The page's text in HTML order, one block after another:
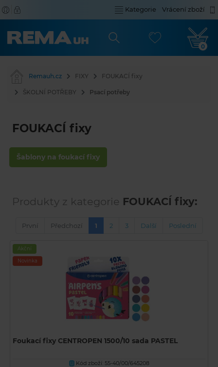
Kategorie Vrácení zboží
0
Remauh.cz FIXY FOUKACÍ fixy
ŠKOLNÍ POTŘEBY Psací potřeby
FOUKACÍ fixy
Šablony na foukací fixy
Produkty z kategorie FOUKACÍ fixy:
První Předchozí 1 2 3 Další Poslední
Akční
Novinka
Foukací fixy CENTROPEN 1500/10 sada PASTEL
U Kód zboží: 55-40/00/645208